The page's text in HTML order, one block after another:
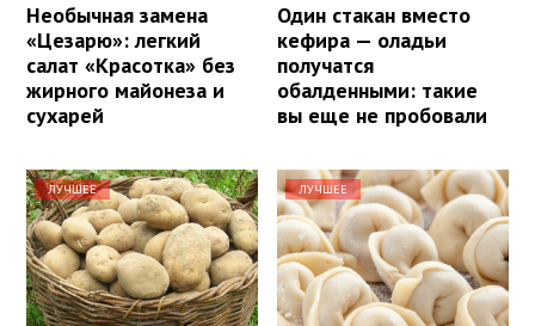
Необычная замена
«Цезарю»: легкий
салат «Красотка» без
жирного майонеза и
сухарей
Один стакан вместо
кефира — оладьи
получатся
обалденными: такие
вы еще не пробовали
ЛУЧШЕЕ ЛУЧШЕЕ